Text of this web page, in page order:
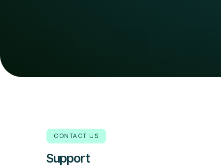
CONTACT US
Support